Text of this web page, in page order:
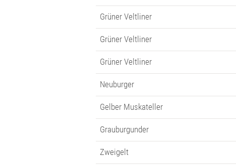
Grüner Veltliner
Grüner Veltliner
Grüner Veltliner
Neuburger
Gelber Muskateller
Grauburgunder
Zweigelt